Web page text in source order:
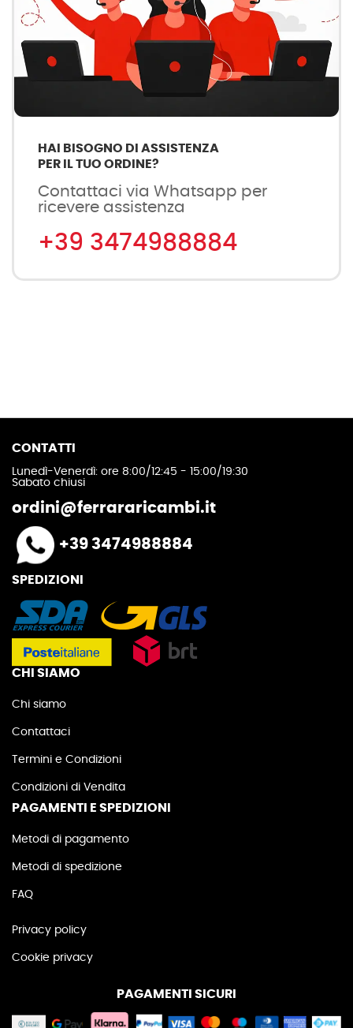
HAI BISOGNO DI ASSISTENZA
PER IL TUO ORDINE?
Contattaci via Whatsapp per
ricevere assistenza
+39 3474988884
CONTATTI
Lunedì-Venerdì: ore 8:00/12:45 - 15:00/19:30
Sabato chiusi
ordini@ferrararicambi.it
+39 3474988884
SPEDIZIONI
CHI SIAMO
Chi siamo
Contattaci
Termini e Condizioni
Condizioni di Vendita
PAGAMENTI E SPEDIZIONI
Metodi di pagamento
Metodi di spedizione
FAQ
Privacy policy
Cookie privacy
PAGAMENTI SICURI